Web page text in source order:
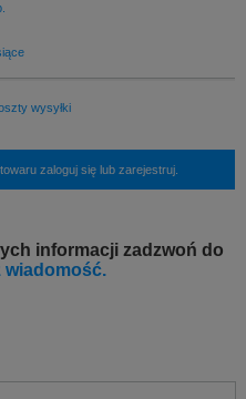
wysyłki
zaloguj się lub zarejestruj.
informacji zadzwoń do
wiadomość.